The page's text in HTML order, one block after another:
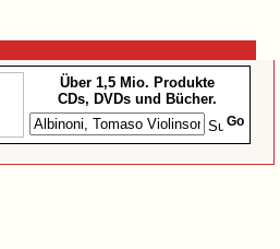
Über 1,5 Mio. Produkte
CDs, DVDs und Bücher.
Go